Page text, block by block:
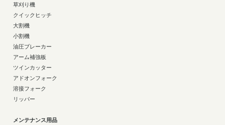
草刈り機
クイックヒッチ
大割機
小割機
油圧ブレーカー
アーム補強板
ツインカッター
アドオンフォーク
溶接フォーク
リッパー
メンテナンス用品